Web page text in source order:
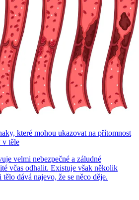
které mohou ukazovat na přítomnost
v těle
velmi nebezpečné a záludné
včas odhalit. Existuje však několik
dává najevo, že se něco děje.